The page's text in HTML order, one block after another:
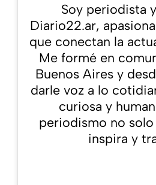
Soy periodista
Diario22.ar,
que conectan la
Me formé en
Buenos Aires y
darle voz a lo
curiosa y
periodismo no
inspira y